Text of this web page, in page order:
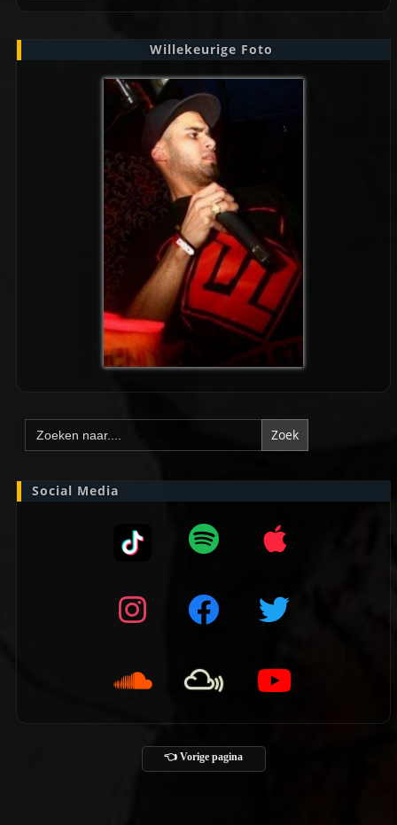
Willekeurige Foto
Zoek
naar:
Social Media
👈 Vorige pagina